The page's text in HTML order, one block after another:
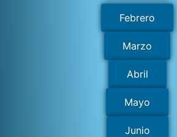
Febrero
Marzo
Abril
Mayo
Junio